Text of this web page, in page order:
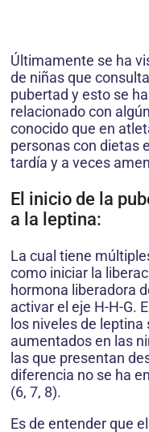
Últimamente se ha
de niñas que
pubertad y esto se
relacionado con
conocido que en
personas con dietas
tardía y a veces
El inicio de la
a la leptina:
La cual tiene
como iniciar la
hormona liberadora
activar el eje H-H-G.
los niveles de
aumentados en las
las que presentan
diferencia no se ha
(6, 7, 8).
Es de entender que